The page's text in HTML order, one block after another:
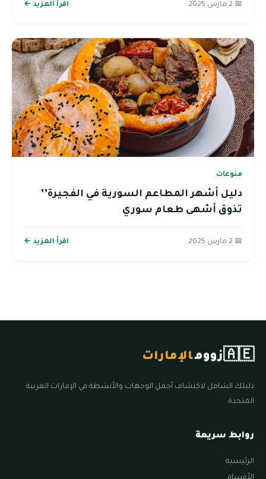
📅 2 مارس 2025 اقرأ المزيد ←
منوعات
دليل أشهر المطاعم السورية في الفجيرة’’
تذوق أشهى طعام سوري
📅 2 مارس 2025 اقرأ المزيد ←
🇦🇪زوومالإمارات
دليلك الشامل لاكتشاف أجمل الوجهات والأنشطة في الإمارات العربية
المتحدة.
روابط سريعة
الرئيسية